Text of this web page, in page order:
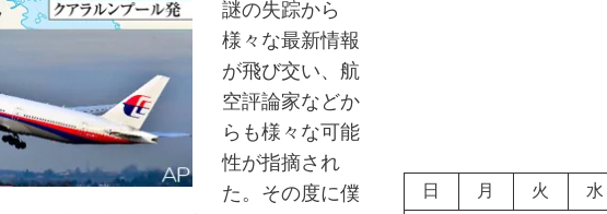
謎の失踪から
様々な最新情報
が飛び交い、航
空評論家などか
らも様々な可能
性が指摘され
た。その度に僕
日 月 火 水